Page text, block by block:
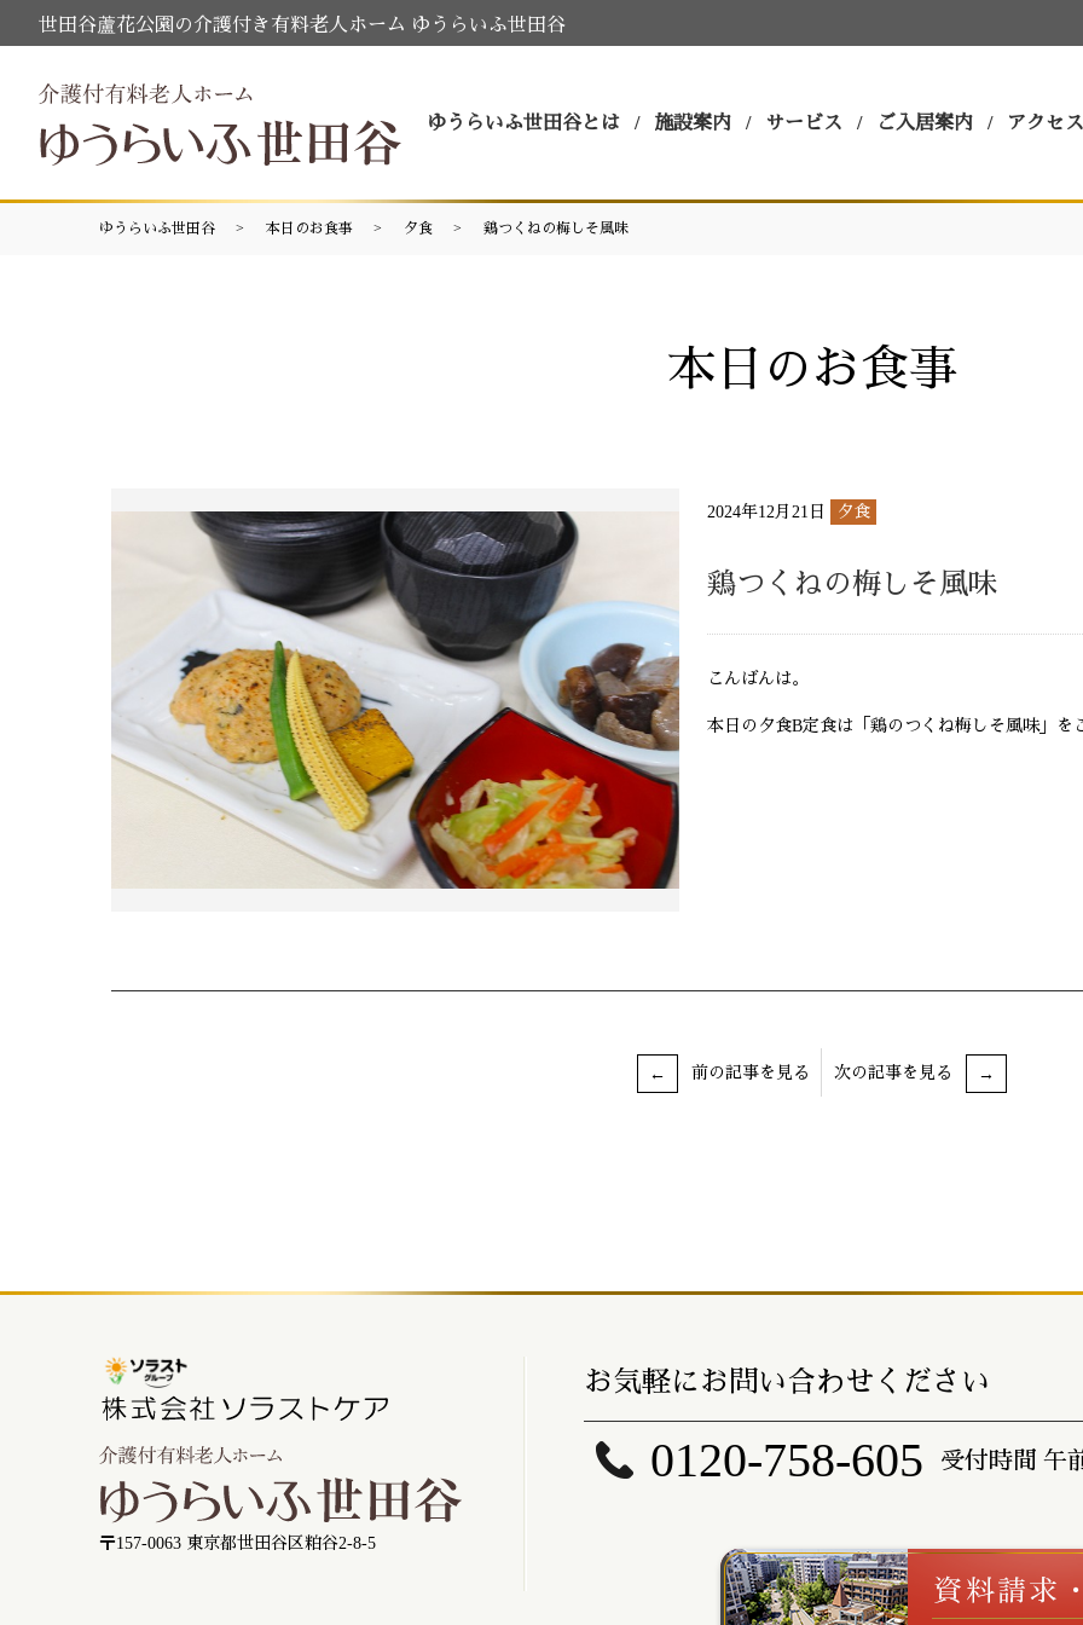
世田谷蘆花公園の介護付き有料老人ホーム ゆうらいふ世田谷
ゆうらいふ世田谷とは 施設案内 サービス ご入居案内 アクセス
ゆうらいふ世田谷 本日のお食事 夕食 鶏つくねの梅しそ風味
本日のお食事
2024年12月21日 夕食
鶏つくねの梅しそ風味
こんばんは。
本日の夕食B定食は「鶏のつくね梅しそ風味」を
前の記事を見る 次の記事を見る
〒157-0063 東京都世田谷区粕谷2-8-5
お気軽にお問い合わせください
0120-758-605 受付時間 午